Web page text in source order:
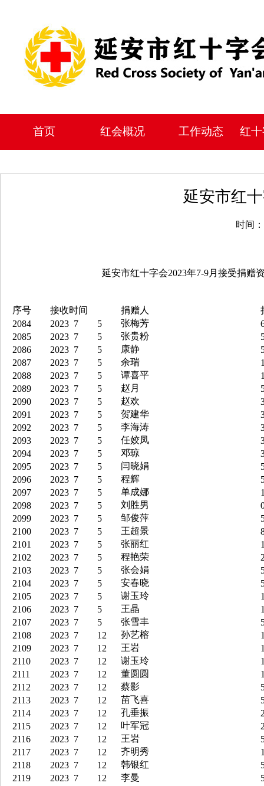
首页 红会概况 工作动态 红
延安市红
时间
延安市红十字会2023年7-9月接受捐赠资
序号 接收时间 捐赠人
2084
2023 7 5 张梅芳
2085
2023 7 5 张贵粉
2086
2023 7 5 康静
2087
2023 7 5 余瑞
2088
2023 7 5 谭喜平
2089
2023 7 5 赵月
2090
2023 7 5 赵欢
2091
2023 7 5 贺建华
2092
2023 7 5 李海涛
2093
2023 7 5 任姣凤
2094
2023 7 5 邓琼
2095
2023 7 5 闫晓娟
2096
2023 7 5 程辉
2097
2023 7 5 单成娜
2098
2023 7 5 刘胜男
2099
2023 7 5 邹俊萍
2100
2023 7 5 王超景
2101
2023 7 5 张丽红
2102
2023 7 5 程艳荣
2103
2023 7 5 张会娟
2104
2023 7 5 安春晓
2105
2023 7 5 谢玉玲
2106
2023 7 5 王晶
2107
2023 7 5 张雪丰
2108
2023 7 12 孙艺榕
2109
2023 7 12 王岩
2110
2023 7 12 谢玉玲
2111
2023 7 12 董圆圆
2112
2023 7 12 蔡影
2113
2023 7 12 苗飞喜
2114
2023 7 12 孔垂振
2115
2023 7 12 叶军冠
2116
2023 7 12 王岩
2117
2023 7 12 齐明秀
2118
2023 7 12 韩银红
2119
2023 7 12 李曼